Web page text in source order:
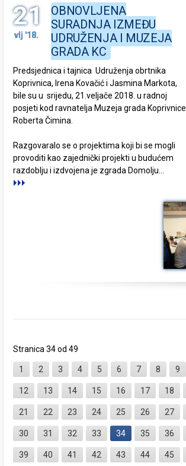
21
vlj '18.
OBNOVLJENA
SURADNJA IZMEĐU
UDRUŽENJA I MUZEJA
GRADA KC
Predsjednica i tajnica Udruženja obrtnika
Koprivnica, Irena Kovačić i Jasmina Markota,
bile su u srijedu, 21.veljače 2018. u radnoj
posjeti kod ravnatelja Muzeja grada Koprivnice
Roberta Čimina.
Razgovaralo se o projektima koji bi se mogli
provoditi kao zajednički projekti u budućem
razdoblju i izdvojena je zgrada Domolju...
Stranica 34 od 49
1 2 3 4 5 6 7 8 9
12 13 14 15 16 17 18
21 22 23 24 25 26 27
30 31 32 33 34 35 36
39 40 41 42 43 44 45